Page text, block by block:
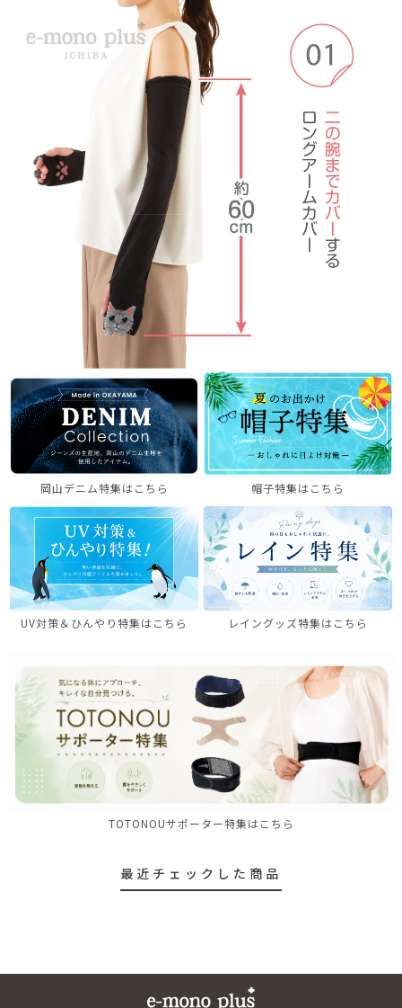
岡山デニム特集はこちら 帽子特集はこちら
UV対策＆ひんやり特集はこちら レイングッズ特集はこちら
TOTONOUサポーター特集はこちら
最近チェックした商品